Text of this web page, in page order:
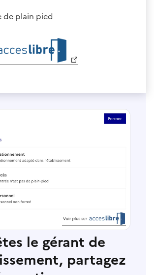
de plain pied
le gérant de
partagez